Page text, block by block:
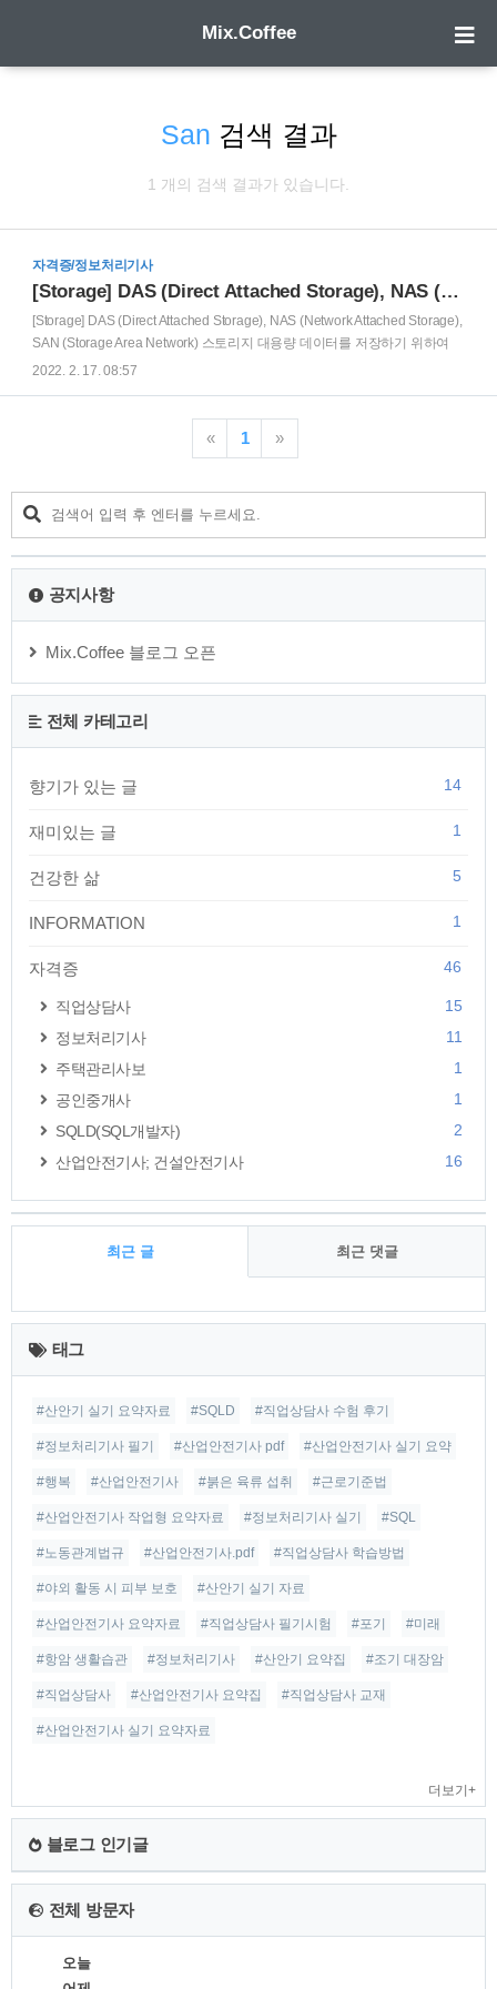
Mix.Coffee
San 검색 결과
1 개의 검색 결과가 있습니다.
자격증/정보처리기사
[Storage] DAS (Direct Attached Storage), NAS (Network Attached Storage), SAN (Storage Area Network)
[Storage] DAS (Direct Attached Storage), NAS (Network Attached Storage),
SAN (Storage Area Network) 스토리지 대용량 데이터를 저장하기 위하여
구성된 시스템 기록매체를 사용하여 컴퓨터나 기다 장치로 데이터를 보존
하여 연결 설치가 빠르며 운영이 쉽고 공유가 불필요한 환경에 적합 외장형
저장 장치를 물리적으로 추가하기에 PC 효율성이 저하 NAS (Network
2022. 2. 17. 08:57
« 1 »
공지사항
Mix.Coffee 블로그 오픈
전체 카테고리
향기가 있는 글 14
재미있는 글 1
건강한 삶 5
INFORMATION 1
자격증 46
직업상담사
15
정보처리기사
11
주택관리사보
1
공인중개사
1
SQLD(SQL개발자)
2
산업안전기사; 건설안전기사
16
최근 글 최근 댓글
최
근
글
태그
#산안기 실기 요약자료 #SQLD #직업상담사 수험 후기
#정보처리기사 필기 #산업안전기사 pdf #산업안전기사 실기 요약
#행복 #산업안전기사 #붉은 육류 섭취 #근로기준법
#산업안전기사 작업형 요약자료 #정보처리기사 실기 #SQL
#노동관계법규 #산업안전기사.pdf #직업상담사 학습방법
#야외 활동 시 피부 보호 #산안기 실기 자료
#산업안전기사 요약자료 #직업상담사 필기시험 #포기 #미래
#항암 생활습관 #정보처리기사 #산안기 요약집 #조기 대장암
#직업상담사 #산업안전기사 요약집 #직업상담사 교재
#산업안전기사 실기 요약자료
더보기+
블로그 인기글
전체 방문자
오늘